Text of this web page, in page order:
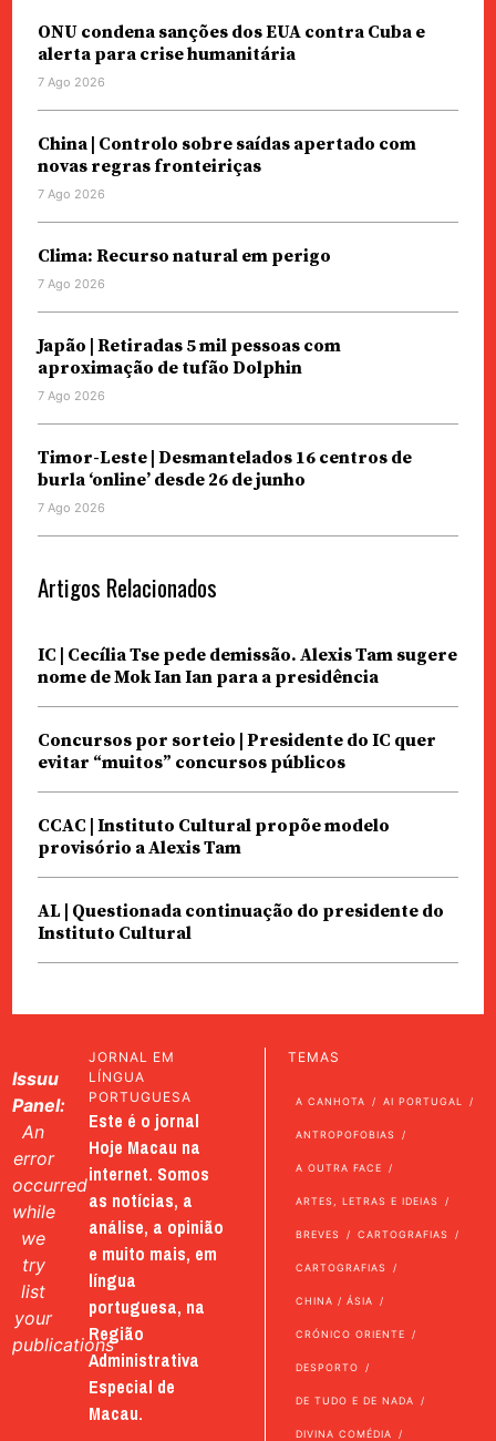
ONU condena sanções dos EUA contra Cuba e
alerta para crise humanitária
7 Ago 2026
China | Controlo sobre saídas apertado com
novas regras fronteiriças
7 Ago 2026
Clima: Recurso natural em perigo
7 Ago 2026
Japão | Retiradas 5 mil pessoas com
aproximação de tufão Dolphin
7 Ago 2026
Timor-Leste | Desmantelados 16 centros de
burla ‘online’ desde 26 de junho
7 Ago 2026
Artigos Relacionados
IC | Cecília Tse pede demissão. Alexis Tam sugere
nome de Mok Ian Ian para a presidência
Concursos por sorteio | Presidente do IC quer
evitar “muitos” concursos públicos
CCAC | Instituto Cultural propõe modelo
provisório a Alexis Tam
AL | Questionada continuação do presidente do
Instituto Cultural
Issuu
Panel:
An
error
occurred
while
we
try
list
your
publications
JORNAL EM
LÍNGUA
PORTUGUESA
Este é o jornal
Hoje Macau na
internet. Somos
as notícias, a
análise, a opinião
e muito mais, em
língua
portuguesa, na
Região
Administrativa
Especial de
Macau.
TEMAS
A CANHOTA AI PORTUGAL
ANTROPOFOBIAS
A OUTRA FACE
ARTES, LETRAS E IDEIAS
BREVES CARTOGRAFIAS
CARTOGRAFIAS
CHINA / ÁSIA
CRÓNICO ORIENTE
DESPORTO
DE TUDO E DE NADA
DIVINA COMÉDIA